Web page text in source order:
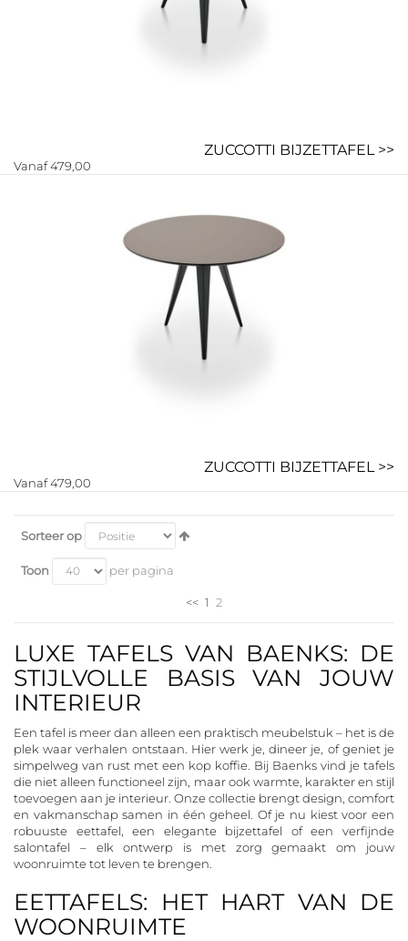
ZUCCOTTI BIJZETTAFEL >>
Vanaf 479,00
ZUCCOTTI BIJZETTAFEL >>
Vanaf 479,00
Toon per pagina
<< 1 2
Sorteer op
LUXE TAFELS VAN BAENKS: DE
STIJLVOLLE BASIS VAN JOUW
INTERIEUR
Een tafel is meer dan alleen een praktisch meubelstuk – het is de
plek waar verhalen ontstaan. Hier werk je, dineer je, of geniet je
simpelweg van rust met een kop koffie. Bij Baenks vind je tafels
die niet alleen functioneel zijn, maar ook warmte, karakter en stijl
toevoegen aan je interieur. Onze collectie brengt design, comfort
en vakmanschap samen in één geheel. Of je nu kiest voor een
robuuste eettafel, een elegante bijzettafel of een verfijnde
salontafel – elk ontwerp is met zorg gemaakt om jouw
woonruimte tot leven te brengen.
EETTAFELS: HET HART VAN DE
WOONRUIMTE